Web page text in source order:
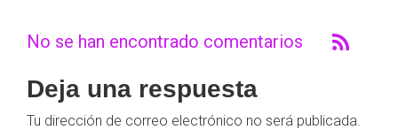
No se han encontrado comentarios
Deja una respuesta
Tu dirección de correo electrónico no será publicada.